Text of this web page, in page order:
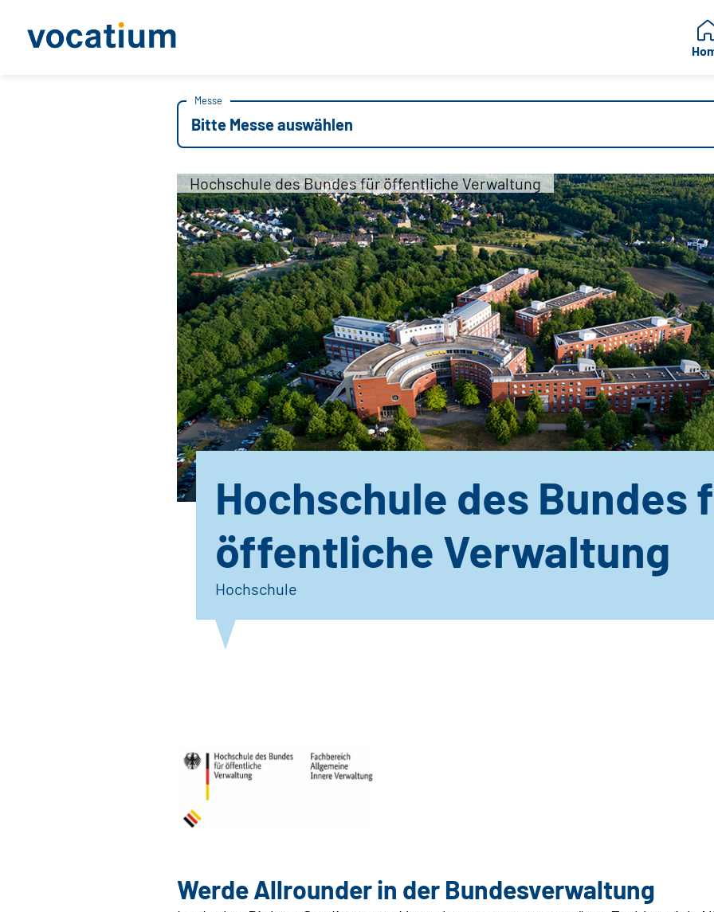
Messe
Bitte Messe auswählen
Hochschule des Bundes für öffentliche Verwaltung
Hochschule des Bundes
öffentliche Verwaltung
Hochschule
Werde Allrounder in der Bundesverwaltung